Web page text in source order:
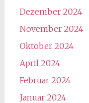
Dezember 2024
November 2024
Oktober 2024
April 2024
Februar 2024
Januar 2024